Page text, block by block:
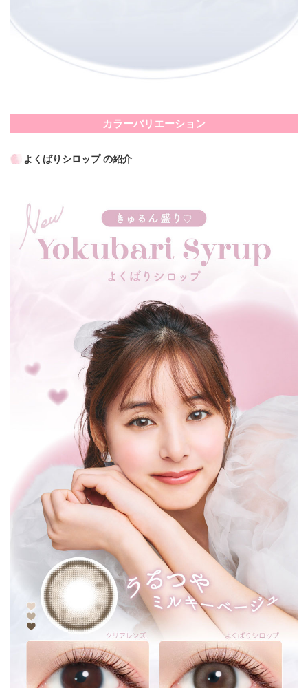
カラーバリエーション
よくばりシロップ の紹介